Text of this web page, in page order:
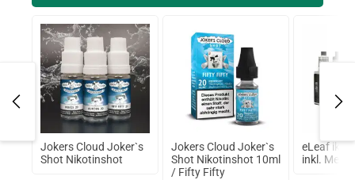
Jokers Cloud Joker`s
Shot Nikotinshot
Jokers Cloud Joker`s
Shot Nikotinshot 10ml
/ Fifty Fifty
eLeaf ikuu
inkl. Melo